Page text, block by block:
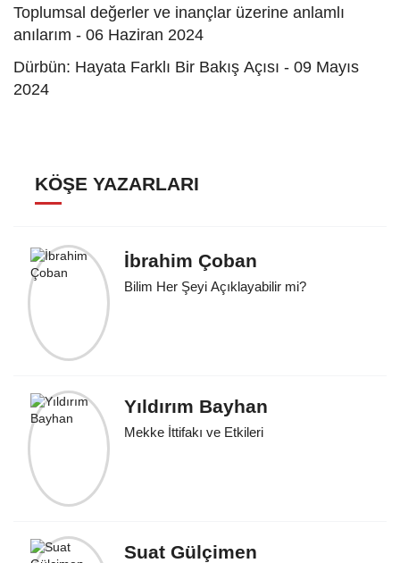
Toplumsal değerler ve inançlar üzerine anlamlı
anılarım - 06 Haziran 2024
Dürbün: Hayata Farklı Bir Bakış Açısı - 09 Mayıs
2024
KÖŞE YAZARLARI
İbrahim Çoban
Bilim Her Şeyi Açıklayabilir mi?
Yıldırım Bayhan
Mekke İttifakı ve Etkileri
Suat Gülçimen